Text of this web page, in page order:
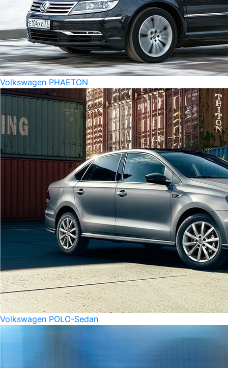
Volkswagen PHAETON
Volkswagen POLO-Sedan